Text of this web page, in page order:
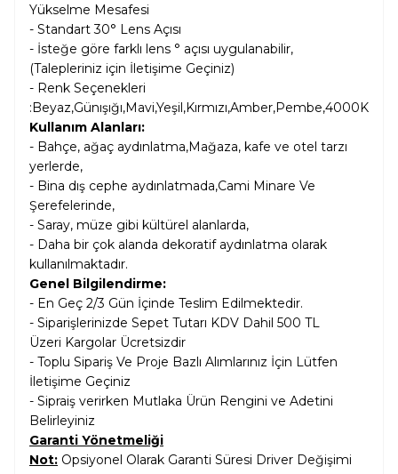
Yükselme Mesafesi
- Standart 30° Lens Açısı
- İsteğe göre farklı lens ° açısı uygulanabilir,
(Talepleriniz için İletişime Geçiniz)
- Renk Seçenekleri
:Beyaz,Günışığı,Mavi,Yeşil,Kırmızı,Amber,Pembe,4000K
Kullanım Alanları:
- Bahçe, ağaç aydınlatma,Mağaza, kafe ve otel tarzı
yerlerde,
- Bina dış cephe aydınlatmada,Cami Minare Ve
Şerefelerinde,
- Saray, müze gibi kültürel alanlarda,
- Daha bir çok alanda dekoratif aydınlatma olarak
kullanılmaktadır.
Genel Bilgilendirme:
- En Geç 2/3 Gün İçinde Teslim Edilmektedir.
- Siparişlerinizde Sepet Tutarı KDV Dahil 500 TL
Üzeri Kargolar Ücretsizdir
- Toplu Sipariş Ve Proje Bazlı Alımlarınız İçin Lütfen
İletişime Geçiniz
- Sipraiş verirken Mutlaka Ürün Rengini ve Adetini
Belirleyiniz
Garanti Yönetmeliği
Not: Opsiyonel Olarak Garanti Süresi Driver Değişimi